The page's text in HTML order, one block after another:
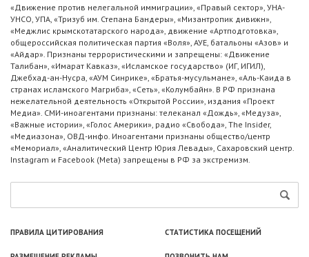
«Движение против нелегальной иммиграции», «Правый сектор», УНА-
УНСО, УПА, «Тризуб им. Степана Бандеры», «Мизантропик дивижн»,
«Меджлис крымскотатарского народа», движение «Артподготовка»,
общероссийская политическая партия «Воля», АУЕ, батальоны «Азов» и
«Айдар». Признаны террористическими и запрещены: «Движение
Талибан», «Имарат Кавказ», «Исламское государство» (ИГ, ИГИЛ),
Джебхад-ан-Нусра, «АУМ Синрике», «Братья-мусульмане», «Аль-Каида в
странах исламского Магриба», «Сеть», «Колумбайн». В РФ признана
нежелательной деятельность «Открытой России», издания «Проект
Медиа». СМИ-иноагентами признаны: телеканал «Дождь», «Медуза»,
«Важные истории», «Голос Америки», радио «Свобода», The Insider,
«Медиазона», ОВД-инфо. Иноагентами признаны общество/центр
«Мемориал», «Аналитический Центр Юрия Левады», Сахаровский центр.
Instagram и Facebook (Metа) запрещены в РФ за экстремизм.
ПРАВИЛА ЦИТИРОВАНИЯ СТАТИСТИКА ПОСЕЩЕНИЙ